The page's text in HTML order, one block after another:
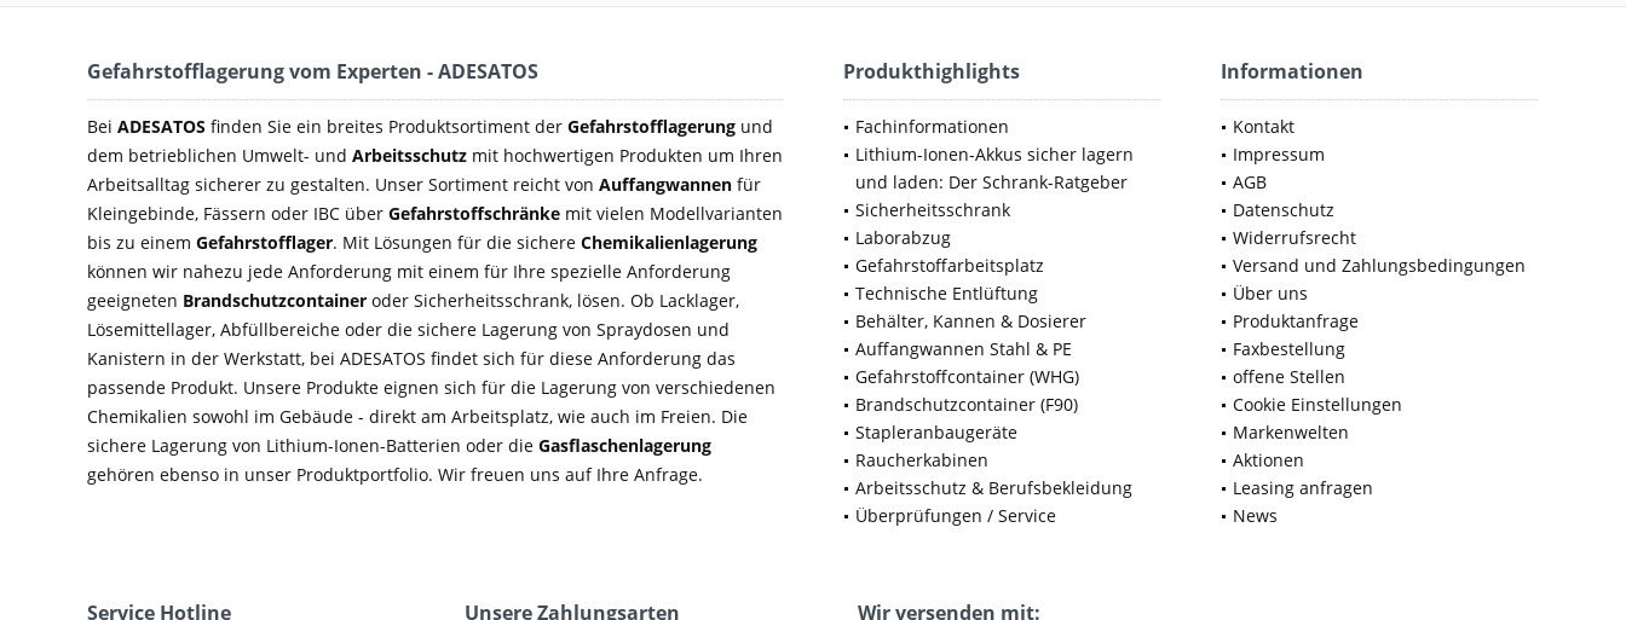
Gefahrstofflagerung vom Experten - ADESATOS
Bei ADESATOS finden Sie ein breites Produktsortiment der Gefahrstofflagerung und
dem betrieblichen Umwelt- und Arbeitsschutz mit hochwertigen Produkten um Ihren
Arbeitsalltag sicherer zu gestalten. Unser Sortiment reicht von Auffangwannen für
Kleingebinde, Fässern oder IBC über Gefahrstoffschränke mit vielen Modellvarianten
bis zu einem Gefahrstofflager. Mit Lösungen für die sichere Chemikalienlagerung
können wir nahezu jede Anforderung mit einem für Ihre spezielle Anforderung
geeigneten Brandschutzcontainer oder Sicherheitsschrank, lösen. Ob Lacklager,
Lösemittellager, Abfüllbereiche oder die sichere Lagerung von Spraydosen und
Kanistern in der Werkstatt, bei ADESATOS findet sich für diese Anforderung das
passende Produkt. Unsere Produkte eignen sich für die Lagerung von verschiedenen
Chemikalien sowohl im Gebäude - direkt am Arbeitsplatz, wie auch im Freien. Die
sichere Lagerung von Lithium-Ionen-Batterien oder die Gasflaschenlagerung
gehören ebenso in unser Produktportfolio. Wir freuen uns auf Ihre Anfrage.
Produkthighlights
Fachinformationen
Lithium-Ionen-Akkus sicher lagern
und laden: Der Schrank-Ratgeber
Sicherheitsschrank
Laborabzug
Gefahrstoffarbeitsplatz
Technische Entlüftung
Behälter, Kannen & Dosierer
Auffangwannen Stahl & PE
Gefahrstoffcontainer (WHG)
Brandschutzcontainer (F90)
Stapleranbaugeräte
Raucherkabinen
Arbeitsschutz & Berufsbekleidung
Überprüfungen / Service
Informationen
Kontakt
Impressum
AGB
Datenschutz
Widerrufsrecht
Versand und Zahlungsbedingungen
Über uns
Produktanfrage
Faxbestellung
offene Stellen
Cookie Einstellungen
Markenwelten
Aktionen
Leasing anfragen
News
Service Hotline Unsere Zahlungsarten Wir versenden mit: